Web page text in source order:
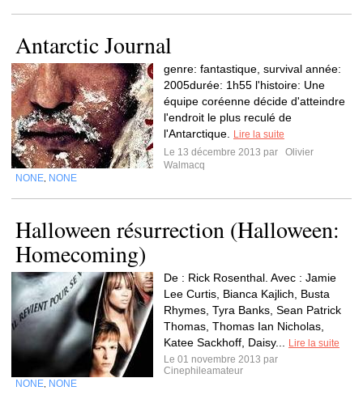
Antarctic Journal
genre: fantastique, survival année:
2005durée: 1h55 l'histoire: Une
équipe coréenne décide d'atteindre
l'endroit le plus reculé de
l'Antarctique.
Lire la suite
Le 13 décembre 2013 par
Olivier
Walmacq
NONE NONE
Halloween résurrection (Halloween:
Homecoming)
De : Rick Rosenthal. Avec : Jamie
Lee Curtis, Bianca Kajlich, Busta
Rhymes, Tyra Banks, Sean Patrick
Thomas, Thomas Ian Nicholas,
Katee Sackhoff, Daisy...
Lire la suite
Le 01 novembre 2013 par
Cinephileamateur
NONE NONE